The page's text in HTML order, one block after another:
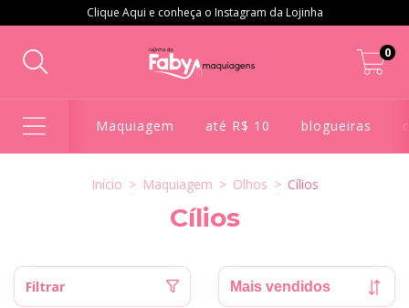
Clique Aqui e conheça o Instagram da Lojinha
0
Maquiagem até R$ 10 blogueiras
Início > Maquiagem > Olhos > Cílios
Cílios
Filtrar